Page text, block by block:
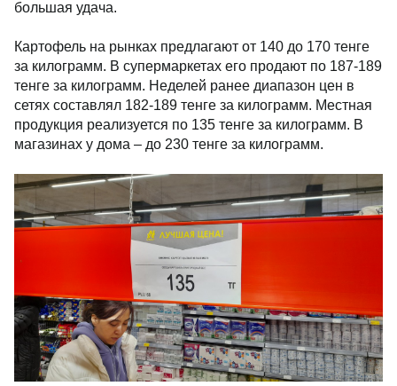
большая удача.
Картофель на рынках предлагают от 140 до 170 тенге
за килограмм. В супермаркетах его продают по 187-189
тенге за килограмм. Неделей ранее диапазон цен в
сетях составлял 182-189 тенге за килограмм. Местная
продукция реализуется по 135 тенге за килограмм. В
магазинах у дома – до 230 тенге за килограмм.